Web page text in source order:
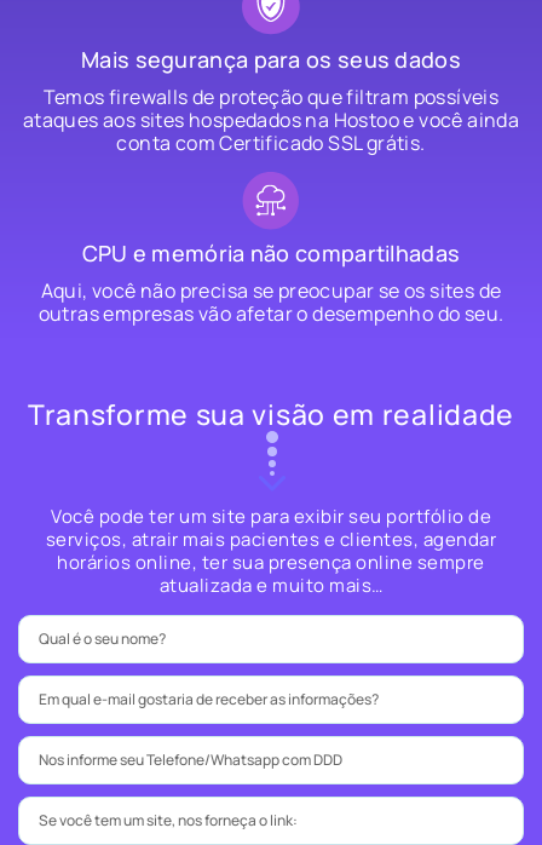
Mais segurança para os seus dados
Temos firewalls de proteção que filtram possíveis
ataques aos sites hospedados na Hostoo e você ainda
conta com Certificado SSL grátis.
CPU e memória não compartilhadas
Aqui, você não precisa se preocupar se os sites de
outras empresas vão afetar o desempenho do seu.
Transforme sua visão em realidade
Você pode ter um site para exibir seu portfólio de
serviços, atrair mais pacientes e clientes, agendar
horários online, ter sua presença online sempre
atualizada e muito mais…